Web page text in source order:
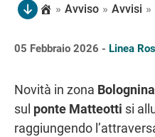
» Avviso » Avvisi »
05 Febbraio 2026 - Linea
Novità in zona Bolognina
sul ponte Matteotti si
raggiungendo